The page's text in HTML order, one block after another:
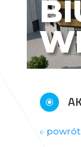
\
powrót